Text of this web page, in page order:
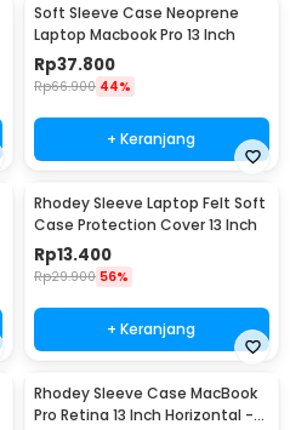
Soft Sleeve Case Neoprene
Laptop Macbook Pro 13 Inch
Rp37.800
Rp66.900 44%
+ Keranjang
Rhodey Sleeve Laptop Felt Soft
Case Protection Cover 13 Inch
Rp13.400
Rp29.900 56%
+ Keranjang
Rhodey Sleeve Case MacBook
Pro Retina 13 Inch Horizontal -